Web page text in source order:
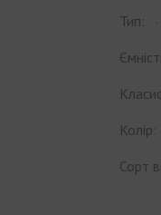
Тип:
Колір:
Сорт